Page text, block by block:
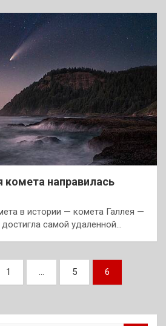
комета направилась
в истории — комета Галлея —
самой удаленной…
1 … 5 6